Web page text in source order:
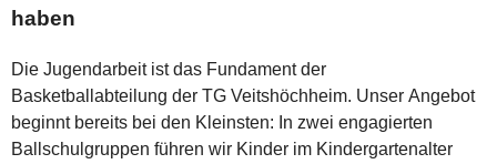
haben
Die Jugendarbeit ist das Fundament der
Basketballabteilung der TG Veitshöchheim. Unser Angebot
beginnt bereits bei den Kleinsten: In zwei engagierten
Ballschulgruppen führen wir Kinder im Kindergartenalter